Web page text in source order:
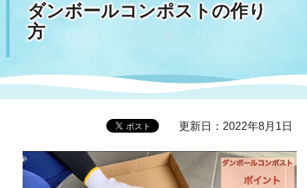
ダンボールコンポストの作り
方
更新日：2022年8月1日